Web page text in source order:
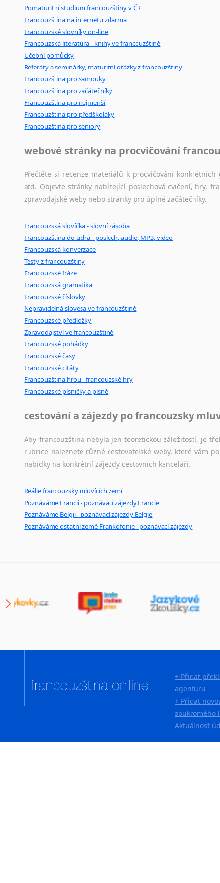
Pomaturitní studium francouzštiny v ČR
Francouzština na internetu zdarma
Francouzské slovníky on-line
Francouzská literatura - knihy ve francouzštině
Učební pomůcky
Referáty a seminárky, maturitní otázky z francouzštiny
Francouzština pro samouky
Francouzština pro začátečníky
Francouzština pro nejmenší
Francouzština pro předškoláky
Francouzština pro seniory
webové stránky na procvičování
Přečtěte si recenze materiálů k procvičování
atd. Objevte stránky nabízející poslechová cvičení, hry,
zpravodajské weby nebo stránky pro úplné začátečníky.
Francouzská slovíčka - slovní zásoba
Francouzština do ucha - poslech, audio, MP3, video
Francouzská konverzace
Testy z francouzštiny
Francouzské fráze
Francouzská gramatika
Francouzské číslovky
Nepravidelná slovesa ve francouzštině
Francouzské předložky
Zpravodajství ve francouzštině
Francouzské pohádky
Francouzské časy
Francouzské citáty
Francouzština hrou - francouzské hry
Francouzské písničky a písně
cestování a zájezdy po francouzsky
Aby francouzština nebyla jen teoretickou záležitostí, je
rubrice naleznete různé cestovatelské weby, které vám
nabídky na konkrétní zájezdy cestovních kanceláří.
Reálie francouzsky mluvících zemí
Poznáváme Francii - poznávací zájezdy Francie
Poznáváme Belgii - poznávací zájezdy Belgie
Poznáváme ostatní země Frankofonie - poznávací zájezdy
+ Přidat
agenturu
+ Přidat
soukromého
Aktuálnost